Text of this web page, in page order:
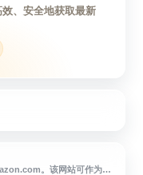
、安全地获取最新
。该网站可作为相